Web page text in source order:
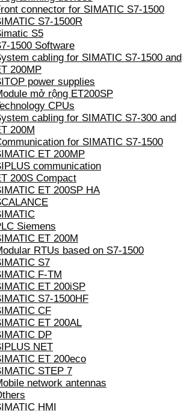
connector for SIMATIC S7-1500
S7-1500R
S5
1500 Software
cabling for SIMATIC S7-1500 and
200MP
power supplies
mở rộng ET200SP
CPUs
cabling for SIMATIC S7-300 and
200M
for SIMATIC S7-1500
ET 200MP
communication
200S Compact
ET 200SP HA
Siemens
ET 200M
RTUs based on S7-1500
S7
F-TM
ET 200iSP
S7-1500HF
CF
ET 200AL
DP
NET
ET 200eco
STEP 7
network antennas
HMI